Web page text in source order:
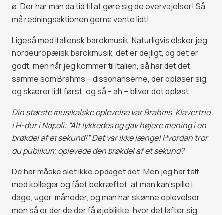
ø. Der har man da tid til at gøre sig de overvejelser! Så
må redningsaktionen gerne vente lidt!
Ligeså med italiensk barokmusik. Naturligvis elsker jeg
nordeuropæisk barokmusik, det er dejligt, og det er
godt, men når jeg kommer til Italien, så har det det
samme som Brahms – dissonanserne, der opløser sig,
og skærer lidt først, og så – ah – bliver det opløst.
Din største musikalske oplevelse var Brahms’ Klavertrio
i H-dur i Napoli: “Alt lykkedes og gav højere mening i en
brøkdel af et sekund!” Det var ikke længe! Hvordan tror
du publikum oplevede den brøkdel af et sekund?
De har måske slet ikke opdaget det. Men jeg har talt
med kolleger og fået bekræftet, at man kan spille i
dage, uger, måneder, og man har skønne oplevelser,
men så er der de der få øjeblikke, hvor det løfter sig,